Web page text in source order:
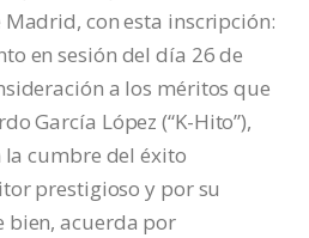
Madrid, con esta inscripción:
en sesión del día 26 de
a los méritos que
García López (“K-Hito”),
la cumbre del éxito
prestigioso y por su
bien, acuerda por